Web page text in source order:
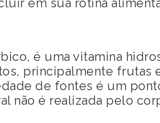
em sua rotina
é uma vitamina
principalmente frutas
de fontes é um
não é realizada pelo